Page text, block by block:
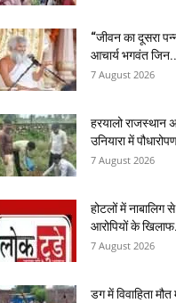
“जीवन का दूसरा
आचार्य भगवंत
7 August 2026
हरयालो राजस्थान
उनियारा में
7 August 2026
होटलों में नाबालिग
आरोपियों के
7 August 2026
डग में विवाहिता